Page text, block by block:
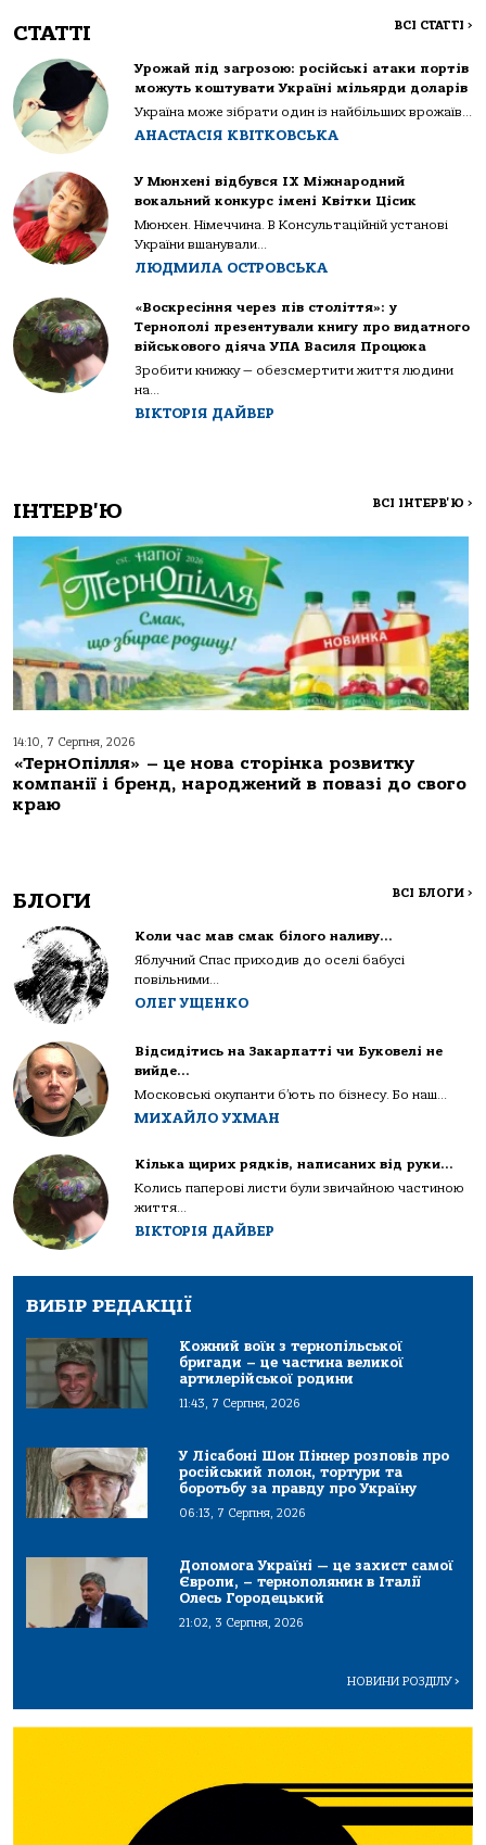
СТАТТІ ВСІ СТАТТІ >
Урожай під загрозою: російські атаки портів
можуть коштувати Україні мільярди доларів
Україна може зібрати один із найбільших врожаїв...
АНАСТАСІЯ КВІТКОВСЬКА
У Мюнхені відбувся IX Міжнародний
вокальний конкурс імені Квітки Цісик
Мюнхен. Німеччина. В Консультаційній установі
України вшанували...
ЛЮДМИЛА ОСТРОВСЬКА
«Воскресіння через пів століття»: у
Тернополі презентували книгу про видатного
військового діяча УПА Василя Процюка
Зробити книжку — обезсмертити життя людини
на...
ВІКТОРІЯ ДАЙВЕР
ІНТЕРВ'Ю ВСІ ІНТЕРВ'Ю >
14:10, 7 Серпня, 2026
«ТернОпілля» – це нова сторінка розвитку
компанії і бренд, народжений в повазі до свого
краю
БЛОГИ ВСІ БЛОГИ >
Коли час мав смак білого наливу…
Яблучний Спас приходив до оселі бабусі
повільними...
ОЛЕГ УЩЕНКО
Відсидітись на Закарпатті чи Буковелі не
вийде…
Московські окупанти б’ють по бізнесу. Бо наш...
МИХАЙЛО УХМАН
Кілька щирих рядків, написаних від руки…
Колись паперові листи були звичайною частиною
життя...
ВІКТОРІЯ ДАЙВЕР
ВИБІР РЕДАКЦІЇ
Кожний воїн з тернопільської
бригади – це частина великої
артилерійської родини
11:43, 7 Серпня, 2026
У Лісабоні Шон Піннер розповів про
російський полон, тортури та
боротьбу за правду про Україну
06:13, 7 Серпня, 2026
Допомога Україні — це захист самої
Європи, – тернополянин в Італії
Олесь Городецький
21:02, 3 Серпня, 2026
НОВИНИ РОЗДІЛУ>